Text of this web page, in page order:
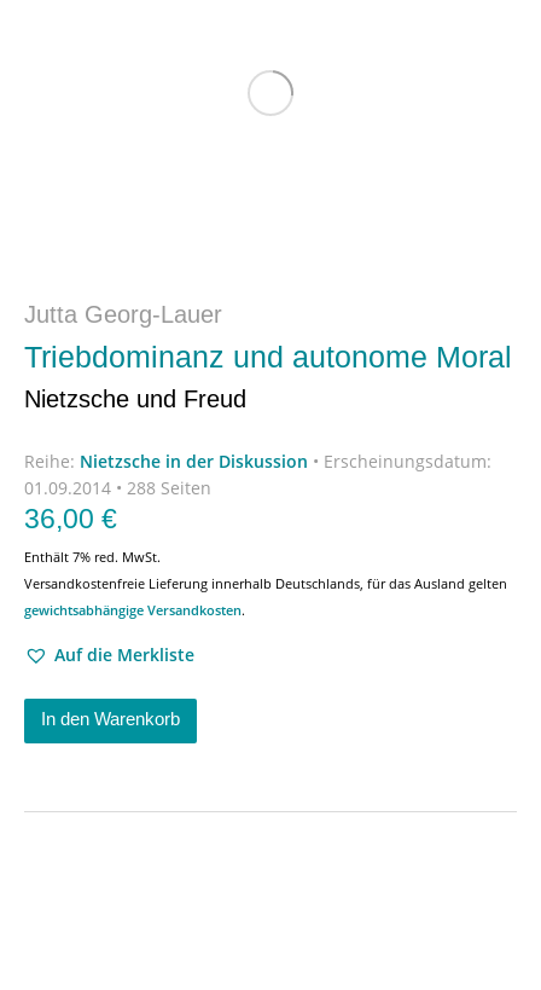
Jutta Georg-Lauer
Triebdominanz und autonome Moral
Nietzsche und Freud
Reihe: Nietzsche in der Diskussion • Erscheinungsdatum:
01.09.2014 • 288 Seiten
36,00 €
Enthält 7% red. MwSt.
Versandkostenfreie Lieferung innerhalb Deutschlands, für das Ausland gelten
gewichtsabhängige Versandkosten.
Auf die Merkliste
In den Warenkorb